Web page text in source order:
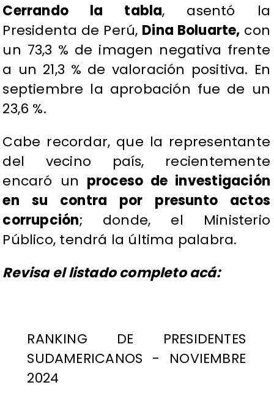
Cerrando la tabla, asentó la
Presidenta de Perú, Dina Boluarte, con
un 73,3 % de imagen negativa frente
a un 21,3 % de valoración positiva. En
septiembre la aprobación fue de un
23,6 %.
Cabe recordar, que la representante
del vecino país, recientemente
encaró un proceso de investigación
en su contra por presunto actos
corrupción; donde, el Ministerio
Público, tendrá la última palabra.
Revisa el listado completo acá:
RANKING DE PRESIDENTES
SUDAMERICANOS - NOVIEMBRE
2024